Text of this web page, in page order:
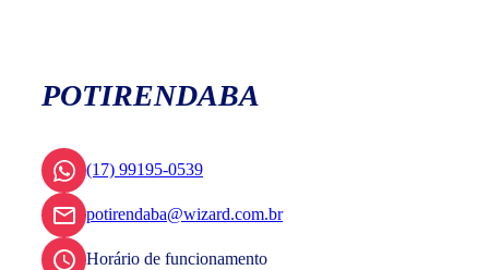
POTIRENDABA
(17) 99195-0539
potirendaba@wizard.com.br
Horário de funcionamento